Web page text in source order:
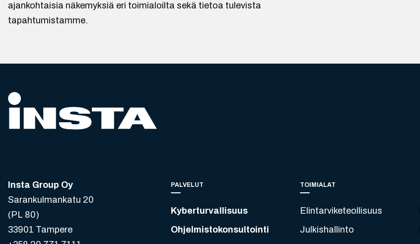
ajankohtaisia näkemyksiä eri toimialoilta sekä tietoa tulevista
tapahtumistamme.
Insta Group Oy
Sarankulmankatu 20
(PL 80)
33901 Tampere
PALVELUT
Kyberturvallisuus
Ohjelmistokonsultointi
TOIMIALAT
Elintarviketeollisuus
Julkishallinto